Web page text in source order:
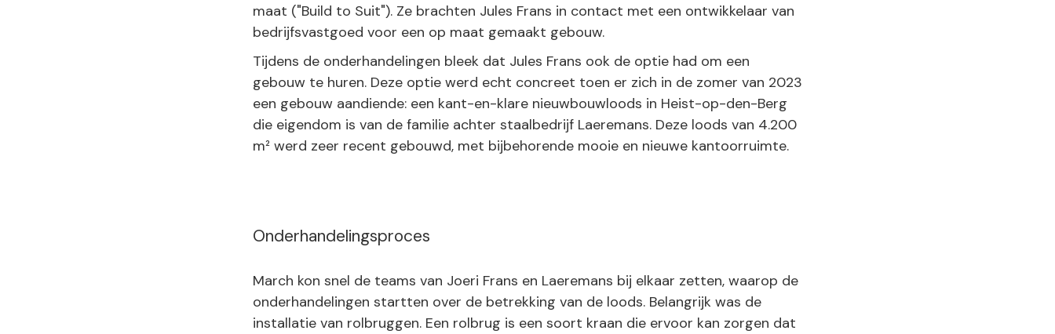
maat ("Build to Suit"). Ze brachten Jules Frans in contact met een ontwikkelaar van
bedrijfsvastgoed voor een op maat gemaakt gebouw.
Tijdens de onderhandelingen bleek dat Jules Frans ook de optie had om een
gebouw te huren. Deze optie werd echt concreet toen er zich in de zomer van 2023
een gebouw aandiende: een kant-en-klare nieuwbouwloods in Heist-op-den-Berg
die eigendom is van de familie achter staalbedrijf Laeremans. Deze loods van 4.200
m² werd zeer recent gebouwd, met bijbehorende mooie en nieuwe kantoorruimte.
Onderhandelingsproces
March kon snel de teams van Joeri Frans en Laeremans bij elkaar zetten, waarop de
onderhandelingen startten over de betrekking van de loods. Belangrijk was de
installatie van rolbruggen. Een rolbrug is een soort kraan die ervoor kan zorgen dat